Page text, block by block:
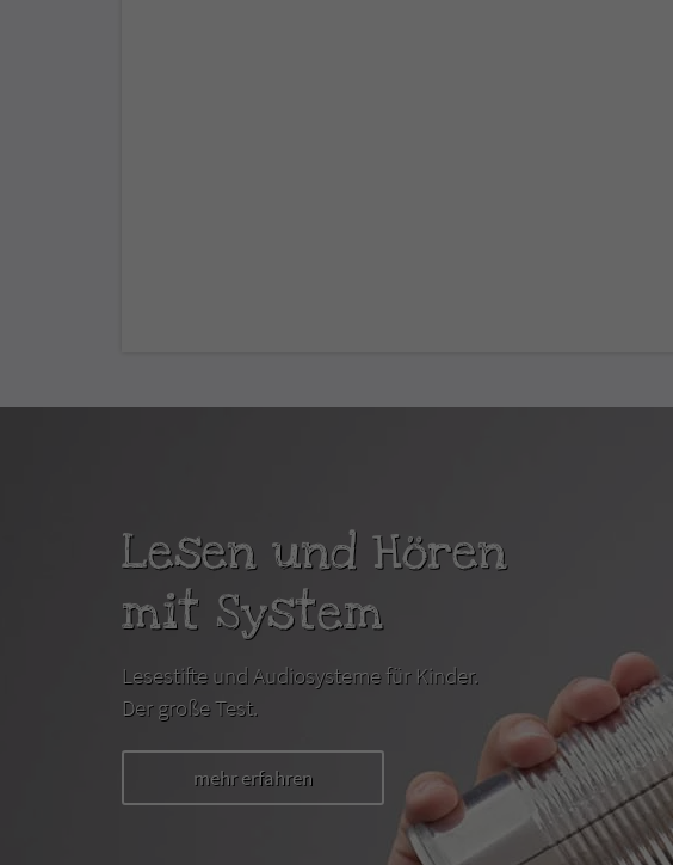
Lesen und Hören
mit System
Lesestifte und Audiosysteme für Kinder.
Der große Test.
mehr erfahren